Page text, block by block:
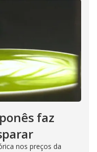
faz
nos preços da